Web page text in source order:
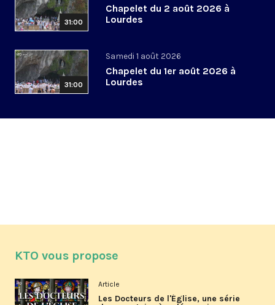
31:00
Chapelet du 2 août 2026 à
Lourdes
31:00
Samedi 1 août 2026
Chapelet du 1er août 2026 à
Lourdes
KTO vous propose
Article
Les Docteurs de l'Église, une série